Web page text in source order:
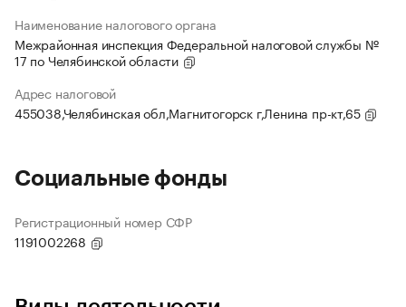
Наименование налогового органа
Межрайонная инспекция Федеральной налоговой службы №
17 по Челябинской области
Адрес налоговой
455038,Челябинская обл,Магнитогорск г,Ленина пр-кт,65
Социальные фонды
Регистрационный номер СФР
1191002268